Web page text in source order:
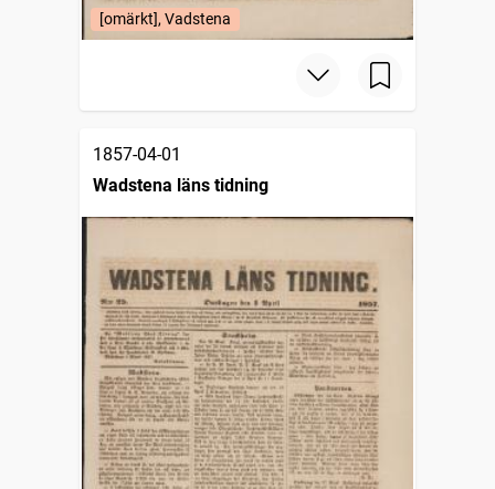
[omärkt], Vadstena
1857-04-01
Wadstena läns tidning